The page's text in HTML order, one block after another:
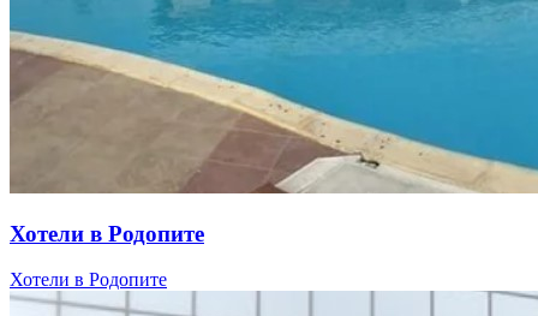
Хотели в Родопите
Хотели в Родопите